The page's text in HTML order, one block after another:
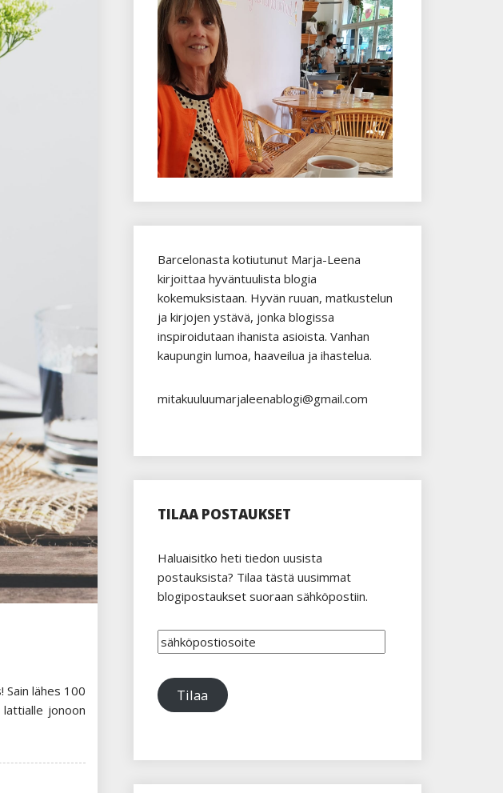
Sain lähes 100
jonoon
Barcelonasta kotiutunut Marja-Leena
kirjoittaa hyväntuulista blogia
kokemuksistaan. Hyvän ruuan, matkustelun
ja kirjojen ystävä, jonka blogissa
inspiroidutaan ihanista asioista. Vanhan
kaupungin lumoa, haaveilua ja ihastelua.
mitakuuluumarjaleenablogi@gmail.com
TILAA POSTAUKSET
Haluaisitko heti tiedon uusista
postauksista? Tilaa tästä uusimmat
blogipostaukset suoraan sähköpostiin.
sähköpostiosoite
Tilaa